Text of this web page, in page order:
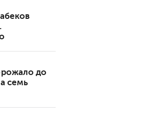
до
семь